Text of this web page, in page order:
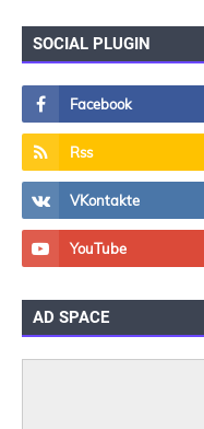
SOCIAL PLUGIN
AD SPACE